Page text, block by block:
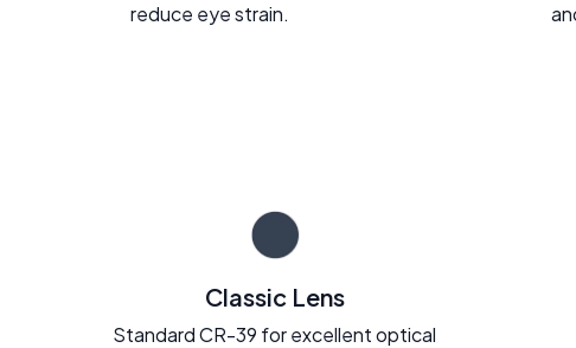
reduce eye strain.
Classic Lens
Standard CR-39 for excellent optical